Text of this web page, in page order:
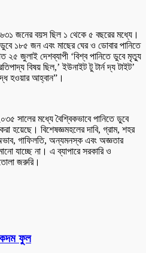
৬৩১ জনের বয়স ছিল ১ থেকে ৫ বছরের মধ্যে।
১৮৫ জন এবং মাছের ঘের ও ডোবার পানিতে
জুলাই দেশব্যাপী ‘বিশ্ব পানিতে ডুবে মৃত্যু
বিষয় ছিল,’ ইউনাইট টু টার্ন দ্য টাইট’
হওয়ার আহ্বান”।
সালের মধ্যে বৈশ্বিকভাবে পানিতে ডুবে
হয়েছে। বিশেষজ্ঞমহলের দাবি, গ্রাম, শহর
গাফিলতি, অন্যমনস্ক এবং অজ্ঞতার
যাচ্ছে না। এ ব্যাপারে সরকারি ও
জরুরি।
কদম ফুল